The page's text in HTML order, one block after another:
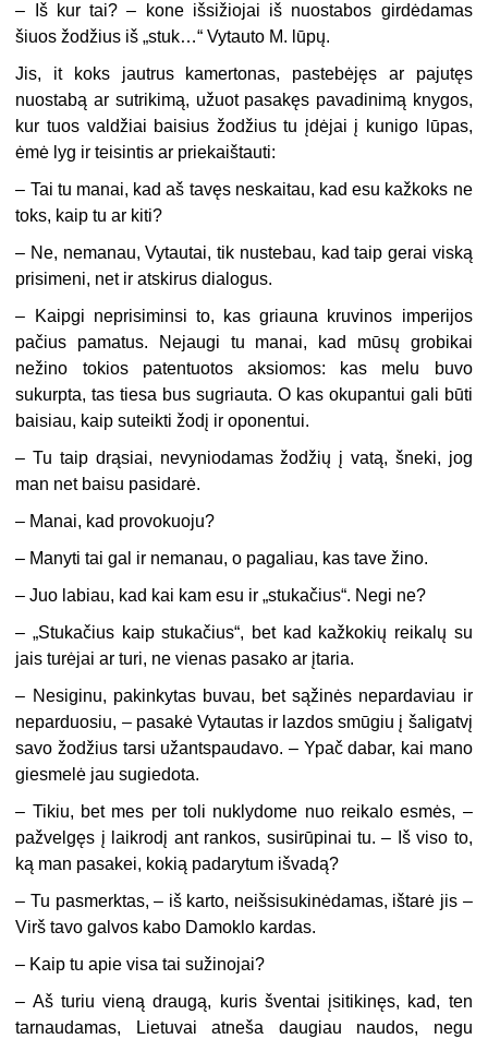
– Iš kur tai? – kone išsižiojai iš nuostabos girdėdamas
šiuos žodžius iš „stuk…“ Vytauto M. lūpų.
Jis, it koks jautrus kamertonas, pastebėjęs ar pajutęs
nuostabą ar sutrikimą, užuot pasakęs pavadinimą knygos,
kur tuos valdžiai baisius žodžius tu įdėjai į kunigo lūpas,
ėmė lyg ir teisintis ar priekaištauti:
– Tai tu manai, kad aš tavęs neskaitau, kad esu kažkoks ne
toks, kaip tu ar kiti?
– Ne, nemanau, Vytautai, tik nustebau, kad taip gerai viską
prisimeni, net ir atskirus dialogus.
– Kaipgi neprisiminsi to, kas griauna kruvinos imperijos
pačius pamatus. Nejaugi tu manai, kad mūsų grobikai
nežino tokios patentuotos aksiomos: kas melu buvo
sukurpta, tas tiesa bus sugriauta. O kas okupantui gali būti
baisiau, kaip suteikti žodį ir oponentui.
– Tu taip drąsiai, nevyniodamas žodžių į vatą, šneki, jog
man net baisu pasidarė.
– Manai, kad provokuoju?
– Manyti tai gal ir nemanau, o pagaliau, kas tave žino.
– Juo labiau, kad kai kam esu ir „stukačius“. Negi ne?
– „Stukačius kaip stukačius“, bet kad kažkokių reikalų su
jais turėjai ar turi, ne vienas pasako ar įtaria.
– Nesiginu, pakinkytas buvau, bet sąžinės nepardaviau ir
neparduosiu, – pasakė Vytautas ir lazdos smūgiu į šaligatvį
savo žodžius tarsi užantspaudavo. – Ypač dabar, kai mano
giesmelė jau sugiedota.
– Tikiu, bet mes per toli nuklydome nuo reikalo esmės, –
pažvelgęs į laikrodį ant rankos, susirūpinai tu. – Iš viso to,
ką man pasakei, kokią padarytum išvadą?
– Tu pasmerktas, – iš karto, neišsisukinėdamas, ištarė jis –
Virš tavo galvos kabo Damoklo kardas.
– Kaip tu apie visa tai sužinojai?
– Aš turiu vieną draugą, kuris šventai įsitikinęs, kad, ten
tarnaudamas, Lietuvai atneša daugiau naudos, negu